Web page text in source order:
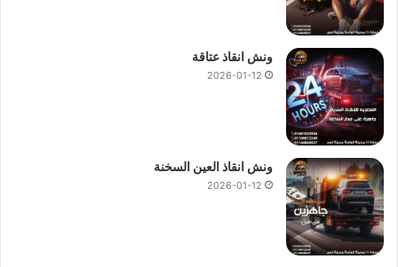
ونش انقاذ عتاقة
2026-01-12
ونش انقاذ العين السخنة
2026-01-12